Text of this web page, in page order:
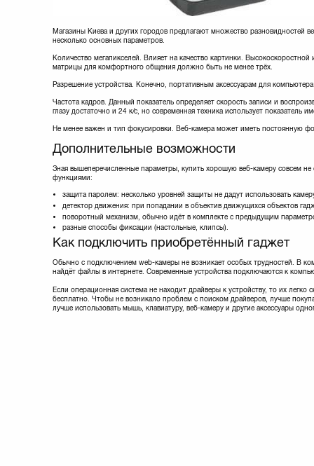
Магазины Киева и других городов предлагают множество разновидностей
несколько основных параметров.
Количество мегапикселей. Влияет на качество картинки.
матрицы для комфортного общения должно быть не менее трёх.
Разрешение устройства. Конечно, портативным аксессуарам для
Частота кадров. Данный показатель определяет скорость записи и
глазу достаточно и 24 к/с, но современная техника использует показатель
Не менее важен и тип фокусировки. Веб-камера может иметь постоянную
Дополнительные возможности
Зная вышеперечисленные параметры, купить хорошую веб-камеру совсем
функциями:
защита паролем: несколько уровней защиты не дадут использовать
детектор движения: при попадании в объектив движущихся объектов
поворотный механизм, обычно идёт в комплекте с предыдущим
разные способы фиксации (настольные, клипсы).
Как подключить приобретённый гаджет
Обычно с подключением web-камеры не возникает особых трудностей. В
найдёт файлы в интернете. Современные устройства подключаются к
Если операционная система не находит драйверы к устройству, то их
бесплатно. Чтобы не возникало проблем с поиском драйверов, лучше
лучше использовать мышь, клавиатуру, веб-камеру и другие аксессуары